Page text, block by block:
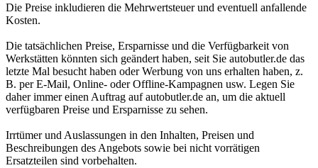
Die Preise inkludieren die Mehrwertsteuer und eventuell anfallende
Kosten.
Die tatsächlichen Preise, Ersparnisse und die Verfügbarkeit von
Werkstätten könnten sich geändert haben, seit Sie autobutler.de das
letzte Mal besucht haben oder Werbung von uns erhalten haben, z.
B. per E-Mail, Online- oder Offline-Kampagnen usw. Legen Sie
daher immer einen Auftrag auf autobutler.de an, um die aktuell
verfügbaren Preise und Ersparnisse zu sehen.
Irrtümer und Auslassungen in den Inhalten, Preisen und
Beschreibungen des Angebots sowie bei nicht vorrätigen
Ersatzteilen sind vorbehalten.